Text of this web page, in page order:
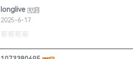
longlive
2025-6-17
哥哥哥哥